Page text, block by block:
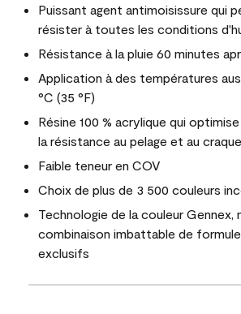
Puissant agent antimoisissure qui
résister à toutes les conditions
Résistance à la pluie 60 minutes
Application à des températures
°C (35 °F)
Résine 100 % acrylique qui
la résistance au pelage et au
Faible teneur en COV
Choix de plus de 3 500 couleurs
Technologie de la couleur Gennex,
combinaison imbattable de
exclusifs